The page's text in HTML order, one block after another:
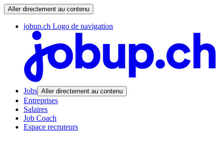
Aller directement au contenu
jobup.ch Logo de navigation
Jobs Aller directement au contenu
Entreprises
Salaires
Job Coach
Espace recruteurs